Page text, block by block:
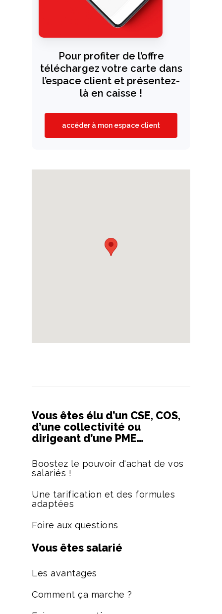
Pour profiter de l’offre
téléchargez votre carte dans
l’espace client et présentez-
là en caisse !
accéder à mon espace client
Vous êtes élu d’un CSE, COS,
d’une collectivité ou
dirigeant d’une PME…
Boostez le pouvoir d'achat de vos
salariés !
Une tarification et des formules
adaptées
Foire aux questions
Vous êtes salarié
Les avantages
Comment ça marche ?